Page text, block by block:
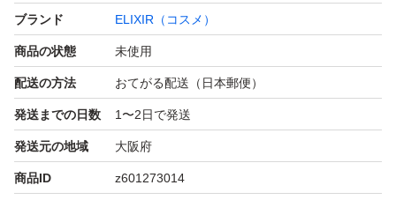
【使用方法】
・朝、夜の洗顔の後、手のひらに適量をとり、ていねいに
なじませます。(使用量の目安)500円硬貨大
★つめかえ方法
(1)キャップと内栓をはずしておく。
(2)そそぎ口のつけ根部分(◎印)をしっかり押さえながらキ
ブランド ELIXIR（コスメ）
商品の状態 未使用
配送の方法 おてがる配送（日本郵便）
発送までの日数 1〜2日で発送
発送元の地域 大阪府
商品ID z601273014